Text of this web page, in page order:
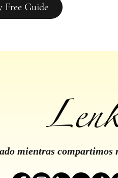
Free Guide
mientras